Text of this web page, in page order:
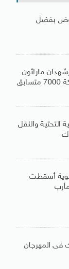
بفضل
ماراثون
التحتية والنقل
أسقطت
فى المهرجان